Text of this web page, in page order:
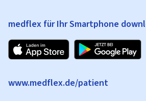
medflex für Ihr Smartphone
www.medflex.de/patient